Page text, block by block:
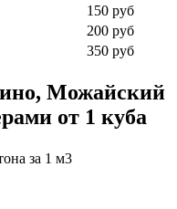
150 руб
200 руб
350 руб
Можайский
от 1 куба
за 1 м3